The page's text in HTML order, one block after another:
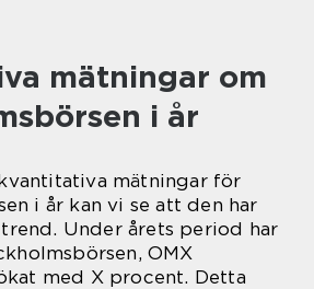
mätningar om
i år
mätningar för
i år kan vi se att den har
Under årets period har
OMX
med X procent. Detta